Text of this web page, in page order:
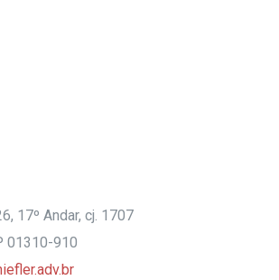
17º Andar, cj. 1707
01310-910